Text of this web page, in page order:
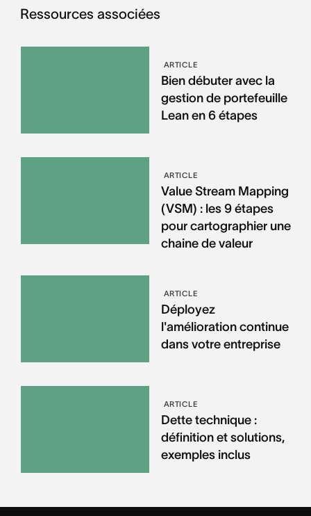
Ressources associées
ARTICLE
Bien débuter avec la
gestion de portefeuille
Lean en 6 étapes
ARTICLE
Value Stream Mapping
(VSM) : les 9 étapes
pour cartographier une
chaine de valeur
ARTICLE
Déployez
l'amélioration continue
dans votre entreprise
ARTICLE
Dette technique :
définition et solutions,
exemples inclus